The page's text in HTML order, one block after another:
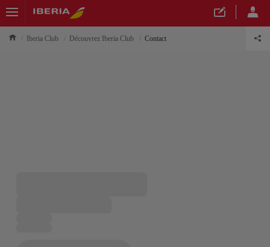
Iberia Club Découvrez Iberia Club Contact